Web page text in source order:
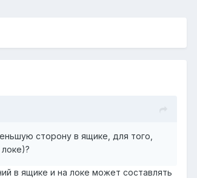
сторону в ящике, для того,
в ящике и на локе может составлять